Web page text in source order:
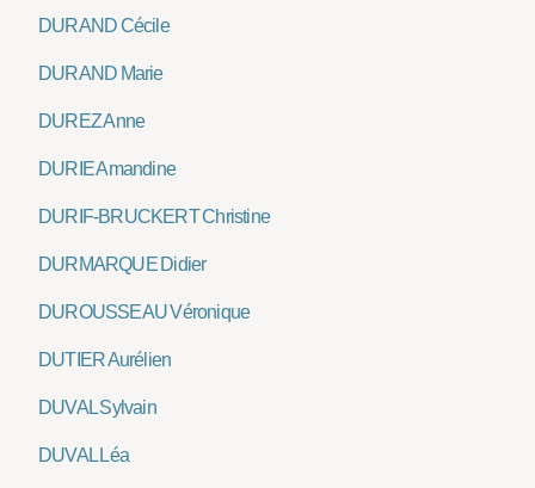
DURAND Cécile
DURAND Marie
DUREZ Anne
DURIE Amandine
DURIF-BRUCKERT Christine
DURMARQUE Didier
DUROUSSEAU Véronique
DUTIER Aurélien
DUVAL Sylvain
DUVAL Léa